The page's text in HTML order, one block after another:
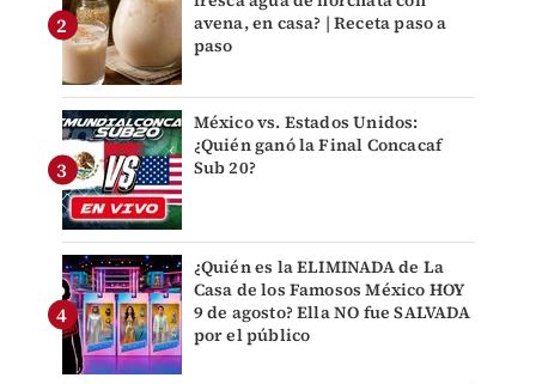
avena, en casa? | Receta paso a
paso
México vs. Estados Unidos:
¿Quién ganó la Final Concacaf
Sub 20?
¿Quién es la ELIMINADA de La
Casa de los Famosos México HOY
9 de agosto? Ella NO fue SALVADA
por el público